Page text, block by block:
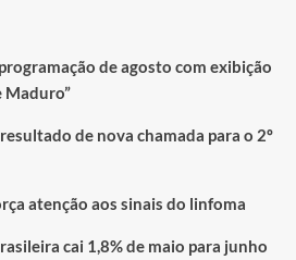
de agosto com exibição
Maduro”
de nova chamada para o 2º
atenção aos sinais do linfoma
cai 1,8% de maio para junho